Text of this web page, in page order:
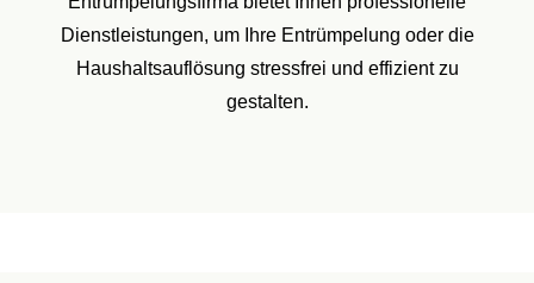
Dienstleistungen, um Ihre Entrümpelung oder die
Haushaltsauflösung stressfrei und effizient zu
gestalten.